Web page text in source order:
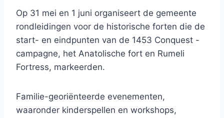
Op 31 mei en 1 juni organiseert de gemeente
rondleidingen voor de historische forten die de
start- en eindpunten van de 1453 Conquest -
campagne, het Anatolische fort en Rumeli
Fortress, markeerden.
Familie-georiënteerde evenementen,
waaronder kinderspellen en workshops,